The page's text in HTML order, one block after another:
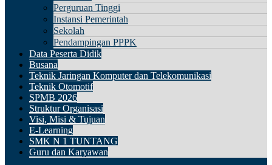
Perguruan Tinggi
Instansi Pemerintah
Sekolah
Pendampingan PPPK
Data Peserta Didik
Busana
Teknik Jaringan Komputer dan Telekomunikasi
Teknik Otomotif
SPMB 2026
Struktur Organisasi
Visi, Misi & Tujuan
E-Learning
SMK N 1 TUNTANG
Guru dan Karyawan